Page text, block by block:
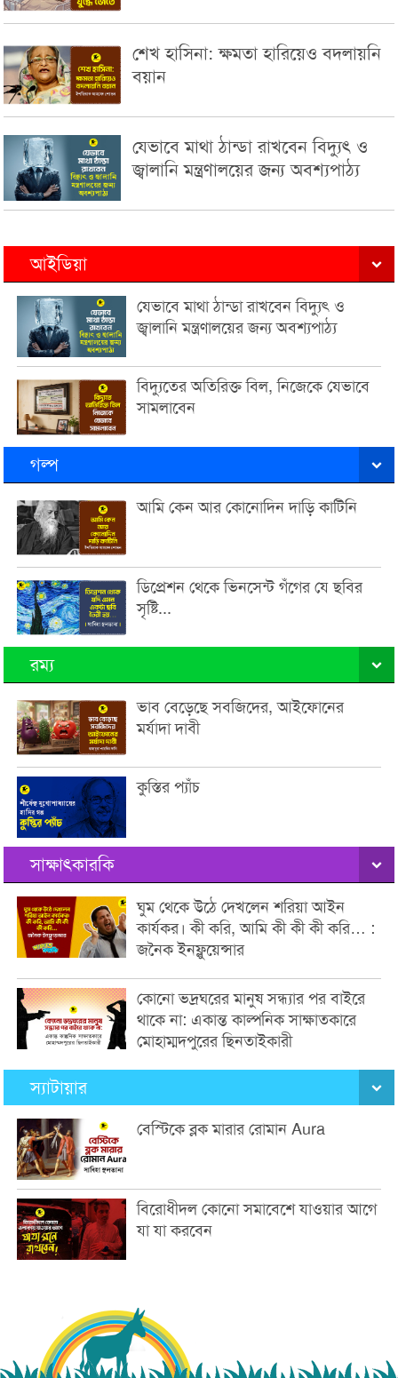
শেখ হাসিনা: ক্ষমতা হারিয়েও বদলায়নি
বয়ান
যেভাবে মাথা ঠান্ডা রাখবেন বিদ্যুৎ ও
জ্বালানি মন্ত্রণালয়ের জন্য অবশ্যপাঠ্য
আইডিয়া
যেভাবে মাথা ঠান্ডা রাখবেন বিদ্যুৎ ও
জ্বালানি মন্ত্রণালয়ের জন্য অবশ্যপাঠ্য
বিদ্যুতের অতিরিক্ত বিল, নিজেকে যেভাবে
সামলাবেন
গল্প
আমি কেন আর কোনোদিন দাড়ি কাটিনি
ডিপ্রেশন থেকে ভিনসেন্ট গঁগের যে ছবির
সৃষ্টি...
রম্য
ভাব বেড়েছে সবজিদের, আইফোনের
মর্যাদা দাবী
কুস্তির প্যাঁচ
সাক্ষাৎকারকি
ঘুম থেকে উঠে দেখলেন শরিয়া আইন
কার্যকর। কী করি, আমি কী কী কী করি… :
জনৈক ইনফ্লুয়েন্সার
কোনো ভদ্রঘরের মানুষ সন্ধ্যার পর বাইরে
থাকে না: একান্ত কাল্পনিক সাক্ষাতকারে
মোহাম্মদপুরের ছিনতাইকারী
স্যাটায়ার
বেস্টিকে ব্লক মারার রোমান Aura
বিরোধীদল কোনো সমাবেশে যাওয়ার আগে
যা যা করবেন